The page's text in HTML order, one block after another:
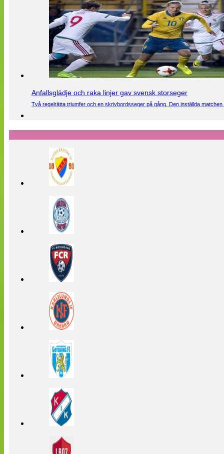
Anfallsglädje och raka linjer gav svensk storseger
Två regelrätta triumfer och en skrivbordsseger på gång. Den inställda